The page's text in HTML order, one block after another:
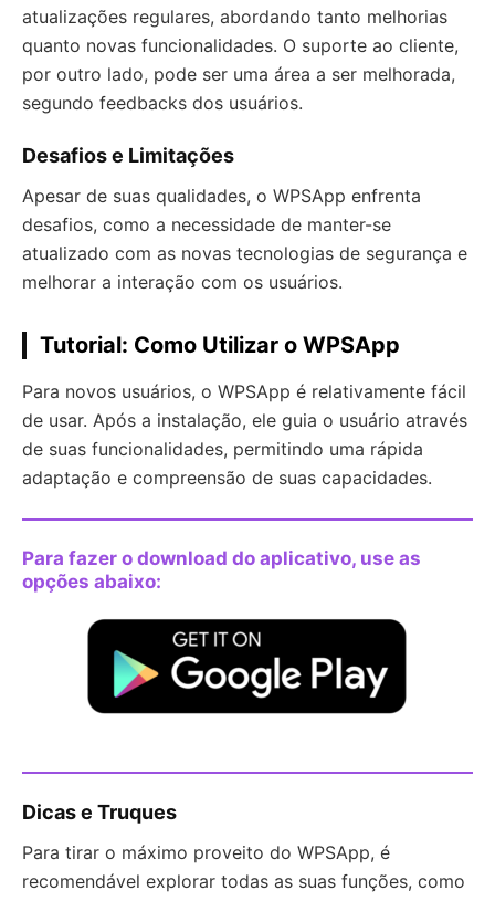
atualizações regulares, abordando tanto melhorias
quanto novas funcionalidades. O suporte ao cliente,
por outro lado, pode ser uma área a ser melhorada,
segundo feedbacks dos usuários.
Desafios e Limitações
Apesar de suas qualidades, o WPSApp enfrenta
desafios, como a necessidade de manter-se
atualizado com as novas tecnologias de segurança e
melhorar a interação com os usuários.
Tutorial: Como Utilizar o WPSApp
Para novos usuários, o WPSApp é relativamente fácil
de usar. Após a instalação, ele guia o usuário através
de suas funcionalidades, permitindo uma rápida
adaptação e compreensão de suas capacidades.
Para fazer o download do aplicativo, use as
opções abaixo:
Dicas e Truques
Para tirar o máximo proveito do WPSApp, é
recomendável explorar todas as suas funções, como